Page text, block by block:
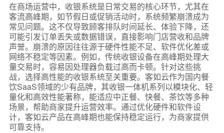
在商场运营中，收银系统是日常交易的核心环节，尤其在
客流高峰期，如节假日或促销活动时，系统频繁崩溃成为
常见问题。这不仅导致顾客排队时间延长、体验下降，还
可能引发订单丢失或数据错误，直接影响门店营收和品牌
声誉。崩溃的原因往往源于硬件性能不足、软件优化差或
网络不稳定等因素。例如，传统收银设备在高峰期处理大
量交易时，容易因处理器负载过高而卡顿。针对这些挑
战，选择高性能的收银系统至关重要。客如云作为国内餐
饮SaaS领域的少有品牌，其收银一体机系列以模块化、轻
量化和高效性能著称，能适应中正餐、快餐、茶饮等多种
场景，帮助商家提升运营效率。通过优化硬件和软件设
计，客如云产品在高峰期也能保持稳定运行，为商家提供
可靠支持。